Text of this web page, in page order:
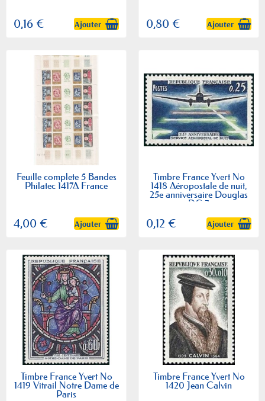
0,16 € Ajouter 0,80 € Ajouter
Feuille complete 5 Bandes
Philatec 1417A France
4,00 € Ajouter
Timbre France Yvert No
1418 Aéropostale de nuit,
25e anniversaire Douglas
DC 3
0,12 € Ajouter
Timbre France Yvert No
1419 Vitrail Notre Dame de
Paris
Timbre France Yvert No
1420 Jean Calvin